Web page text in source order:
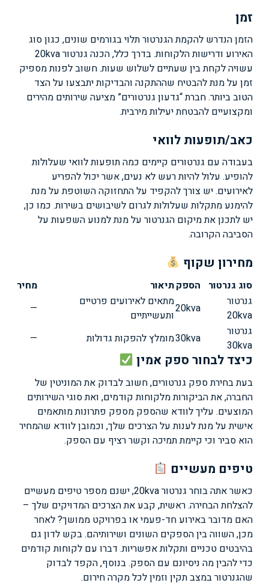
זמן
הזמן הנדרש להקמת הגנרטור תלוי בגורמים שונים, כגון סוג
האירוע ודרישות הלקוחות. בדרך כלל, הכנה גנרטור 20kva
עשויה לקחת בין שעתיים לשלוש שעות. חשוב לפנות מספיק
זמן על מנת להבטיח שההתקנה והבדיקות יתבצעו על הצד
הטוב ביותר. חברת “גדעון גנרטורים” מציעה שירותים מהירים
ומקצועיים להבטחת יעילות מירבית.
כאב/תופעות לוואי
בעבודה עם גנרטורים קיימים כמה תופעות לוואי שעלולות
להופיע. עלול להיות רעש לא נעים, אשר יכול להפריע
לאירועים. יש צורך להקפיד על התחזוקה השוטפת על מנת
להימנע מתקלות שעלולות לגרום לשיבושים בשירות. כמו כן,
יש לתכנן את מיקום הגנרטור על מנת למנוע השפעות על
הסביבה הקרובה.
מחירון שקוף
סוג גנרטור הספקתיאור
מחיר
גנרטור
20kva
20kvaמתאים לאירועים פרטיים
ותעשייתיים
—
גנרטור
30kva
30kvaמומלץ להפקות גדולות —
כיצד לבחור ספק אמין
בעת בחירת ספק גנרטורים, חשוב לבדוק את המוניטין של
החברה, את הביקורות מלקוחות קודמים, ואת סוגי השירותים
המוצעים. עליך לוודא שהספק מספק פתרונות מותאמים
אישית על מנת לענות על הצרכים שלך, וכמובן לוודא שהמחיר
הוא סביר וכי קיימת תמיכה וקשר רציף עם הספק.
טיפים מעשיים
כאשר אתה בוחר גנרטור 20kva, ישנם מספר טיפים מעשיים
להצלחת הבחירה. ראשית, קבע את הצרכים המדויקים שלך –
האם מדובר באירוע חד-פעמי או בפרויקט ממושך? לאחר
מכן, השווה בין הספקים השונים ושירותיהם. בקש לדון גם
בהיבטים טכניים ותקלות אפשריות. דברו עם לקוחות קודמים
כדי להבין מה ניסיונם עם הספק. בנוסף, הקפד לבדוק
שהגנרטור במצב תקין וזמין לכל מקרה חירום.